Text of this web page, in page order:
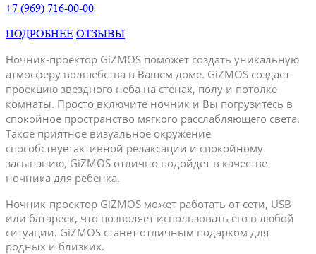
+7 (969) 716-00-00
ПОДРОБНЕЕ ОТЗЫВЫ
Ночник-проектор GiZMOS поможет создать уникальную
атмосферу волшебства в Вашем доме. GiZMOS создает
проекцию звездного неба на стенах, полу и потолке
комнаты. Просто включите ночник и Вы погрузитесь в
спокойное пространство мягкого расслабляющего света.
Такое приятное визуальное окружение
способствуетактивной релаксации и спокойному
засыпанию, GiZMOS отлично подойдет в качестве
ночника для ребенка.
Ночник-проектор GiZMOS может работать от сети, USB
или батареек, что позволяет использовать его в любой
ситуации. GiZMOS станет отличным подарком для
родных и близких.